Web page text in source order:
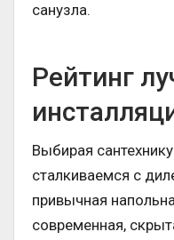
санузла.
Рейтинг
Выбирая
сталкиваемся с
привычная
современная,